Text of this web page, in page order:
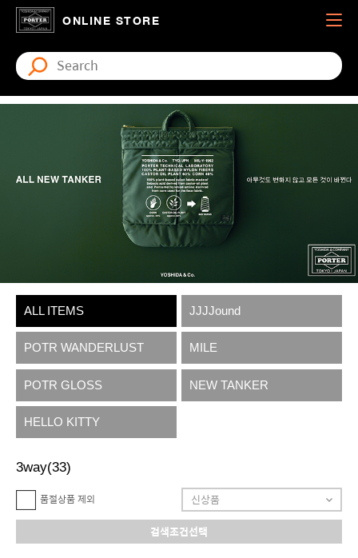
ONLINE STORE
ALL ITEMS JJJJound
POTR WANDERLUST MILE
POTR GLOSS NEW TANKER
HELLO KITTY
3way(33)
품절상품 제외
검색조건선택